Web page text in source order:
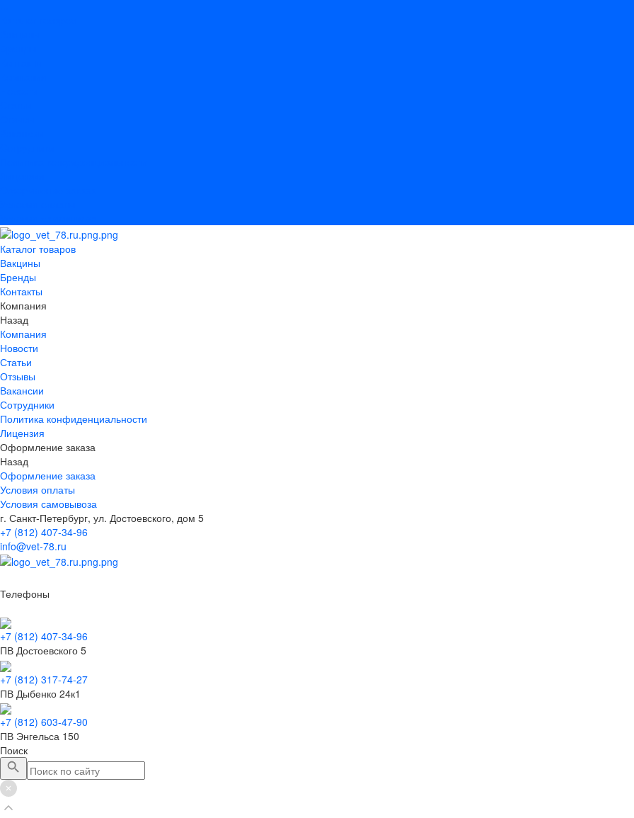
Каталог товаров
Вакцины
Бренды
Контакты
Компания
Назад
Компания
Новости
Статьи
Отзывы
Вакансии
Сотрудники
Политика конфиденциальности
Лицензия
Оформление заказа
Назад
Оформление заказа
Условия оплаты
Условия самовывоза
г. Санкт-Петербург, ул. Достоевского, дом 5
+7 (812) 407-34-96
info@vet-78.ru
Телефоны
+7 (812) 407-34-96
ПВ Достоевского 5
+7 (812) 317-74-27
ПВ Дыбенко 24к1
+7 (812) 603-47-90
ПВ Энгельса 150
Поиск